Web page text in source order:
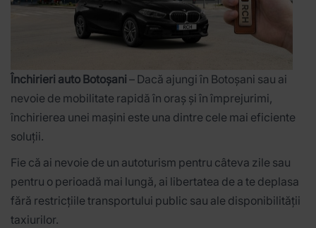
Închirieri auto Botoșani – Dacă ajungi în Botoșani sau ai
nevoie de mobilitate rapidă în oraș și în împrejurimi,
închirierea unei mașini este una dintre cele mai eficiente
soluții.
Fie că ai nevoie de un autoturism pentru câteva zile sau
pentru o perioadă mai lungă, ai libertatea de a te deplasa
fără restricțiile transportului public sau ale disponibilității
taxiurilor.